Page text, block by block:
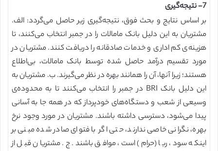
7- نتیجه‌گیری
بر اساس نتایج و بحث فوق، نتیجه‌گیری زیر حاصل می‌گردد: الف.
مشتریان به این دلیل بانک مامالات را در جمبر انتخاب می‌کنند، تا
هزینه‌ی کم اداری و خدمات صادقانه را دریافت کنند. مشتریان در
مورد تقسیم درآمد حاصل شده توسط بانک مامالات، بی‌اطلاع
هستند؛ زیرا آنها، آن را همانند بهره در نظر می‌گیرند. ب. مشتریان به
این دلیل بانک BRI در جمبر را انتخاب می‌کنند تا به محدوده‌ی
وسیعی از شعب و دستگاه‌های خودپرداز که در همه جا به آسانی
پیدا می‌شود، دسترسی داشته باشند. مشتریان در مورد وجود نرخ
بهره، نگرانی خاصی ندارند، حتی اگر با فتوای صادر شده مبنی بر
اینکه سود، ربا (حرام) است، موافق باشند. ج. مشتریان قبل از